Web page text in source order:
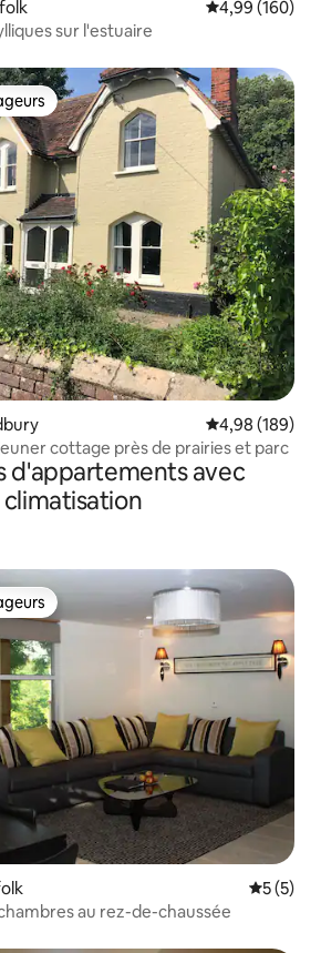
Évaluation
4,99 (160)
sur l'estuaire
Évaluation
4,98 (189)
cottage près de prairies et parc
d'appartements avec
climatisation
5 (5)
au rez-de-chaussée